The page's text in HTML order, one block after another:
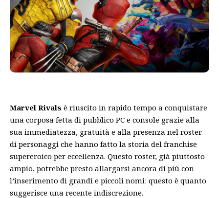
Marvel Rivals è riuscito in rapido tempo a conquistare
una corposa fetta di pubblico PC e console grazie alla
sua immediatezza, gratuità e alla presenza nel roster
di personaggi che hanno fatto la storia del franchise
supereroico per eccellenza. Questo roster, già piuttosto
ampio, potrebbe presto allargarsi ancora di più con
l’inserimento di grandi e piccoli nomi: questo è quanto
suggerisce una recente indiscrezione.